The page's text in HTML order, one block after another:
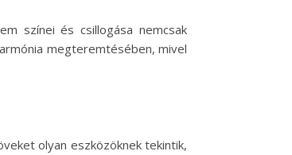
színei és csillogása nemcsak
megteremtésében, mivel
olyan eszközöknek tekintik,